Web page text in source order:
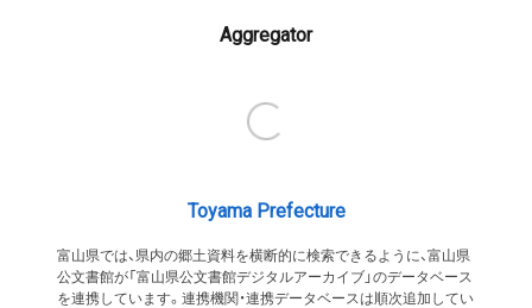
Aggregator
Toyama Prefecture
富山県では、県内の郷土資料を横断的に検索できるように、富山県
公文書館が「富山県公文書館デジタルアーカイブ」のデータベース
を連携しています。連携機関・連携データベースは順次追加してい